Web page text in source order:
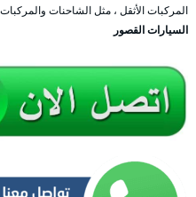
المركبات الأثقل ، مثل الشاحنات والمركبات
السيارات القصور